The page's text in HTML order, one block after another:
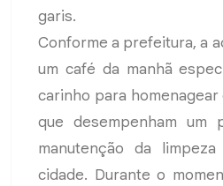
garis.
Conforme a prefeitura, a
um café da manhã
carinho para
que desempenham um
manutenção da
cidade. Durante o